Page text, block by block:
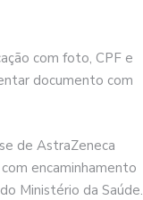
com foto, CPF e
documento com
de AstraZeneca
encaminhamento
Ministério da Saúde.